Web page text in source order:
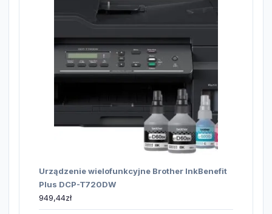
Urządzenie wielofunkcyjne Brother InkBenefit
Plus DCP-T720DW
949,44zł